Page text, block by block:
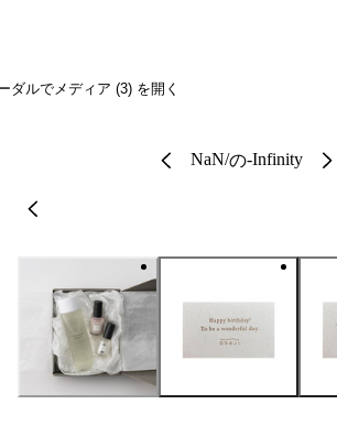
ダルでメディア (3) を開く
NaN/の-Infinity